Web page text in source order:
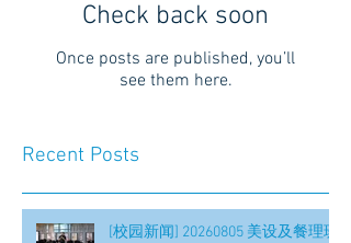
Check back soon
Once posts are published, you’ll
see them here.
Recent Posts
[校园新闻] 20260805 美设及餐理班